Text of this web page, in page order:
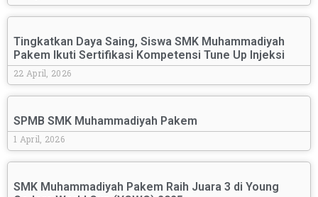
Tingkatkan Daya Saing, Siswa SMK Muhammadiyah
Pakem Ikuti Sertifikasi Kompetensi Tune Up Injeksi
22 April, 2026
SPMB SMK Muhammadiyah Pakem
1 April, 2026
SMK Muhammadiyah Pakem Raih Juara 3 di Young